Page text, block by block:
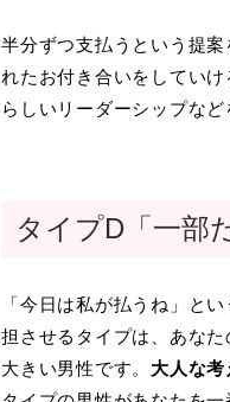
半分ずつ支払うという提案
れたお付き合いをしてい
らしいリーダーシップな
タイプD「一部
「今日は私が払うね」と
担させるタイプは、あな
大きい男性です。 大人な